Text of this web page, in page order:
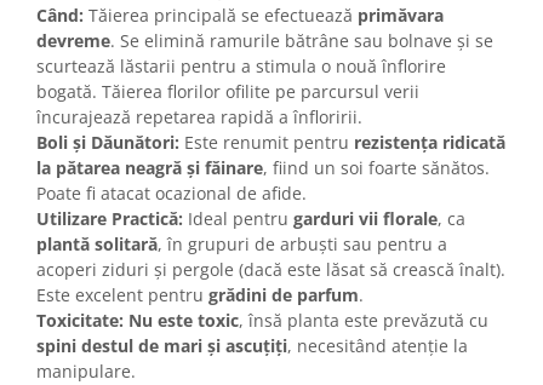
Când: Tăierea principală se efectuează primăvara
devreme. Se elimină ramurile bătrâne sau bolnave și se
scurtează lăstarii pentru a stimula o nouă înflorire
bogată. Tăierea florilor ofilite pe parcursul verii
încurajează repetarea rapidă a înfloririi.
Boli și Dăunători: Este renumit pentru rezistența ridicată
la pătarea neagră și făinare, fiind un soi foarte sănătos.
Poate fi atacat ocazional de afide.
Utilizare Practică: Ideal pentru garduri vii florale, ca
plantă solitară, în grupuri de arbuști sau pentru a
acoperi ziduri și pergole (dacă este lăsat să crească înalt).
Este excelent pentru grădini de parfum.
Toxicitate: Nu este toxic, însă planta este prevăzută cu
spini destul de mari și ascuțiți, necesitând atenție la
manipulare.